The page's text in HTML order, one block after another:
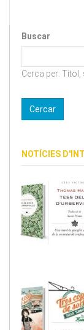
Buscar
Cerca per:
NOTÍCIES